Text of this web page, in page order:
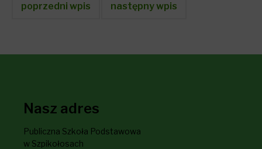
poprzedni wpis następny wpis
Nasz adres
Publiczna Szkoła Podstawowa
w Szpikołosach